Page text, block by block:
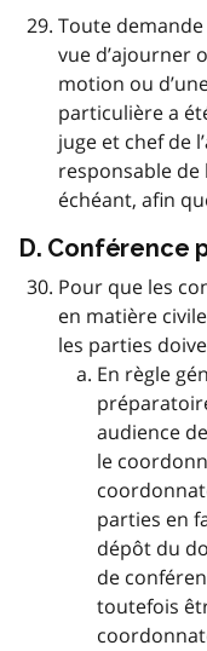
Toute
vue d’ajourner
motion ou
particulière a
juge et chef de
responsable de
échéant, afin
D. Conférence
Pour que les
en matière
les parties
En règle
audience
le
parties en
dépôt du
de
toutefois